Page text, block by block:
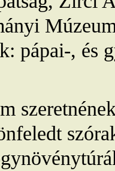
pápai-, és